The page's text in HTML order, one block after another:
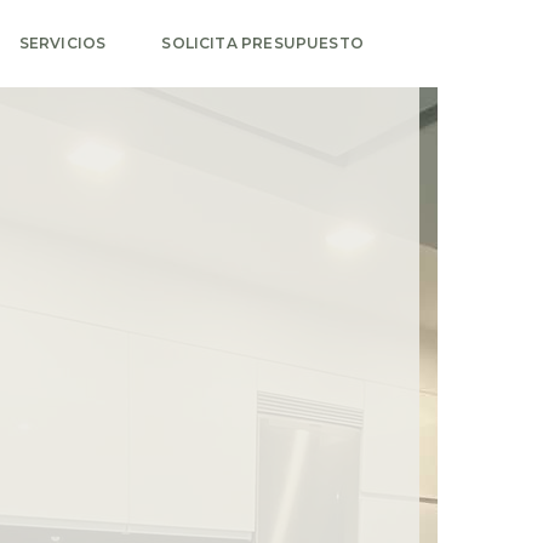
SERVICIOS SOLICITA PRESUPUESTO